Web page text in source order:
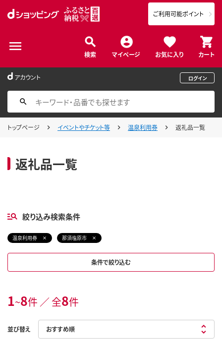
検索 マイページ お気に入り カート
ご利用可能ポイント
アカウント ログイン
トップページ イベントやチケット等 温泉利用券 返礼品一覧
返礼品一覧
絞り込み検索条件
温泉利用券 那須塩原市
条件で絞り込む
1~8件 ／ 全8件
並び替え